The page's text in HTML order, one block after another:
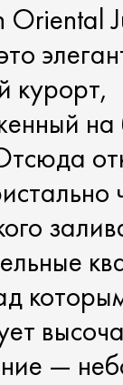
курорт,
на
—